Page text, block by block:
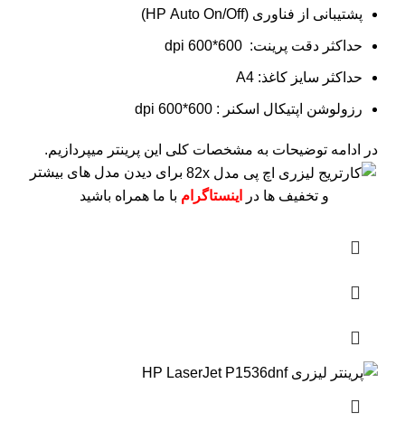
پشتیبانی از فناوری (HP Auto On/Off)
حداکثر دقت پرینت: 600*600 dpi
حداکثر سایز کاغذ: A4
رزولوشن اپتیکال اسکنر : 600*600 dpi
در ادامه توضیحات به مشخصات کلی این پرینتر میپردازیم.
برای دیدن مدل های بیشتر
و تخفیف ها در
اینستاگرام با ما همراه باشید